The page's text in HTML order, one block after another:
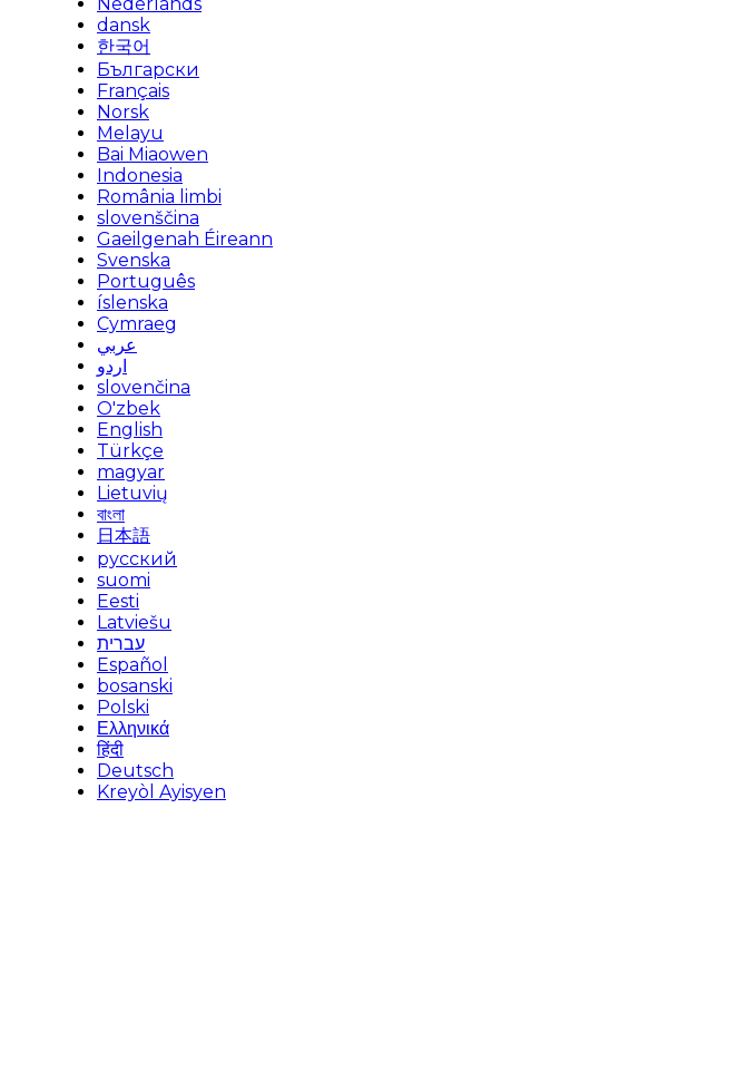
dansk
한국어
Български
Français
Norsk
Melayu
Bai Miaowen
Indonesia
România limbi
slovenščina
Gaeilgenah Éireann
Svenska
Português
íslenska
Cymraeg
عربي
اردو
slovenčina
O'zbek
English
Türkçe
magyar
Lietuvių
বাংলা
日本語
русский
suomi
Eesti
Latviešu
עברית
Español
bosanski
Polski
Ελληνικά
हिंदी
Deutsch
Kreyòl Ayisyen